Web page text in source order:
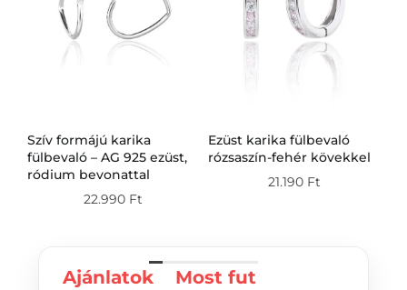
Szív formájú karika
fülbevaló – AG 925 ezüst,
ródium bevonattal
22.990 Ft
Ezüst karika fülbevaló
rózsaszín-fehér kövekkel
21.190 Ft
Ajánlatok Most fut